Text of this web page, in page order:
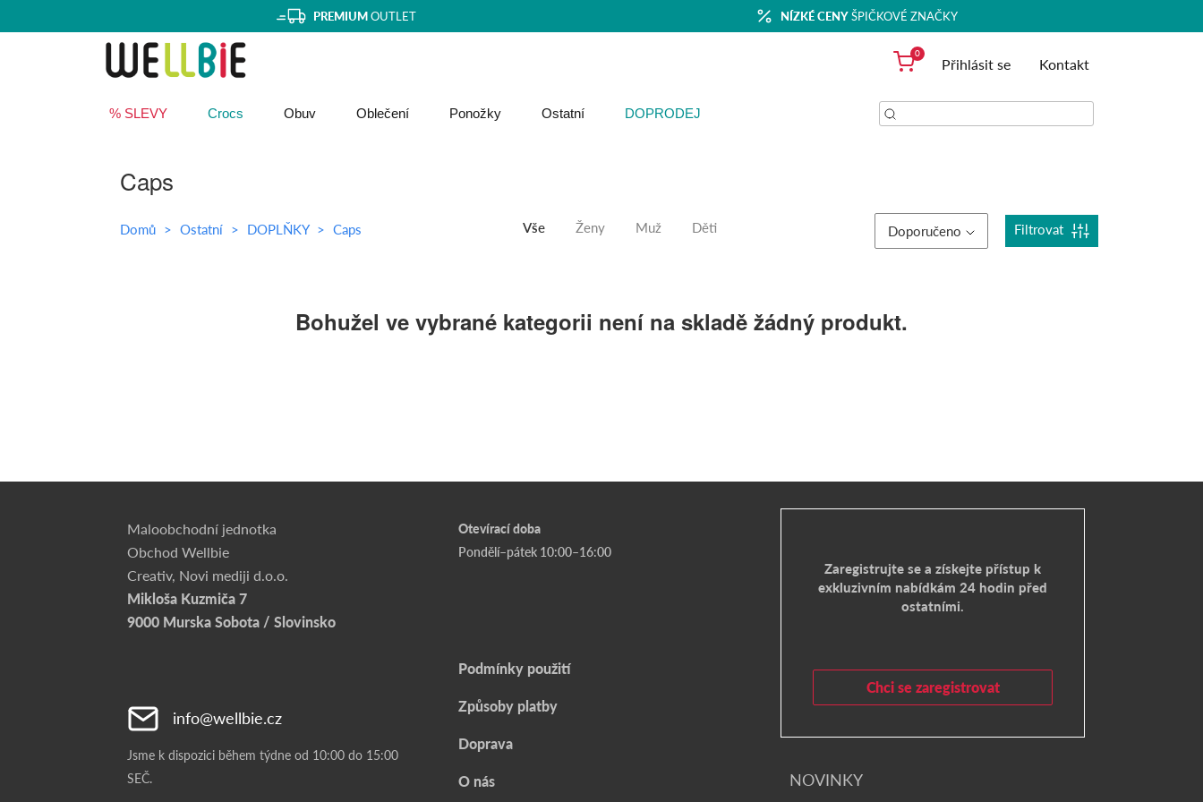
PREMIUMOUTLET NÍZKÉ CENYŠPIČKOVÉ ZNAČKY
0
Přihlásit se Kontakt
% SLEVY Crocs Obuv Oblečení Ponožky Ostatní DOPRODEJ
Caps
Domů Ostatní DOPLŇKY Caps Doporučeno Filtrovat
Vše Ženy Muž Děti
Bohužel ve vybrané kategorii není na skladě žádný produkt.
Maloobchodní jednotka
Obchod Wellbie
Creativ, Novi mediji d.o.o.
Mikloša Kuzmiča 7
9000 Murska Sobota / Slovinsko
info@wellbie.cz
Jsme k dispozici během týdne od 10:00 do 15:00
SEČ.
Otevírací doba
Pondělí–pátek 10:00–16:00
Podmínky použití
Způsoby platby
Doprava
O nás
Zaregistrujte se a získejte přístup k
exkluzivním nabídkám 24 hodin před
ostatními.
Chci se zaregistrovat
NOVINKY